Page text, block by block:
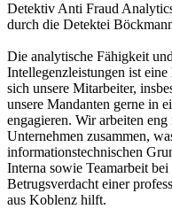
Detektiv Anti Fraud
durch die Detektei
Die analytische Fähigkeit
Intellegenzleistungen ist
sich unsere Mitarbeiter,
unsere Mandanten gerne in
engagieren. Wir arbeiten
Unternehmen zusammen,
informationstechnischen
Interna sowie Teamarbeit
Betrugsverdacht einer
aus Koblenz hilft.